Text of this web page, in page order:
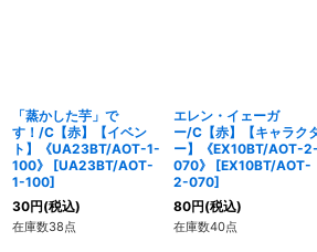
「蒸かした芋」で
す！/C【赤】【イベン
ト】《UA23BT/AOT-1-
100》
[UA23BT/AOT-
1-100]
30円(税込)
在庫数38点
エレン・イェーガ
ー/C【赤】【キャラク
ー】《EX10BT/AOT-2-
070》
[EX10BT/AOT-
2-070]
80円(税込)
在庫数40点